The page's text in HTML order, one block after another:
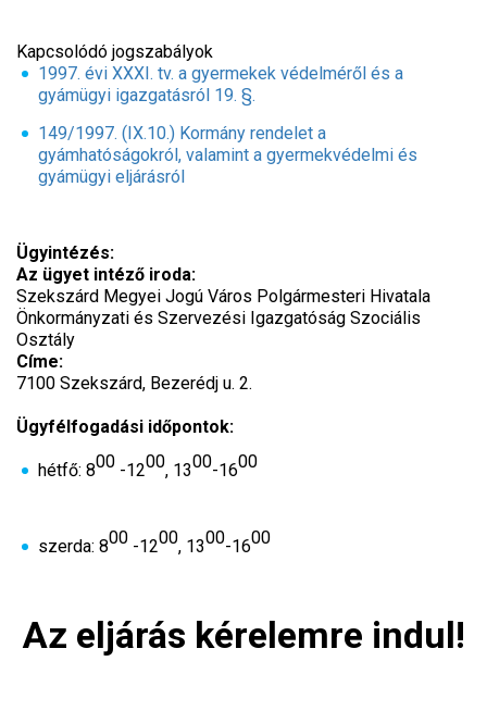
Kapcsolódó jogszabályok
1997. évi XXXI. tv. a gyermekek védelméről és a
gyámügyi igazgatásról 19. §.
149/1997. (IX.10.) Kormány rendelet a
gyámhatóságokról, valamint a gyermekvédelmi és
gyámügyi eljárásról
Ügyintézés:
Az ügyet intéző iroda:
Szekszárd Megyei Jogú Város Polgármesteri Hivatala
Önkormányzati és Szervezési Igazgatóság Szociális
Osztály
Címe:
7100 Szekszárd, Bezerédj u. 2.
Ügyfélfogadási időpontok:
hétfő: 800 -1200, 1300-1600
szerda: 800 -1200, 1300-1600
Az eljárás kérelemre indul!